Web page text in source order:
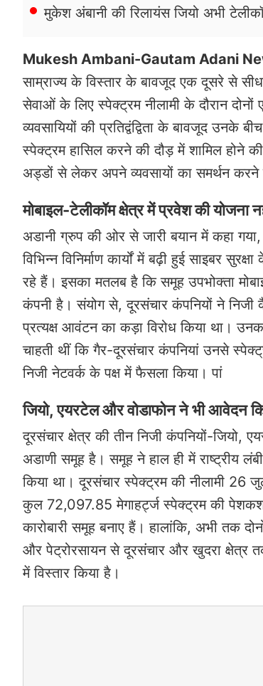
मुकेश अंबानी की रिलायंस जियो अभी
Mukesh Ambani-Gautam Adani
साम्राज्य के विस्तार के बावजूद एक दूसरे से
सेवाओं के लिए स्पेक्ट्रम नीलामी के दौरान
व्यवसायियों की प्रतिद्वंद्विता के बावजूद उनके
स्पेक्ट्रम हासिल करने की दौड़ में शामिल होने
अड्डों से लेकर अपने व्यवसायों का समर्थन
मोबाइल-टेलीकॉम क्षेत्र में प्रवेश की योजना
अडानी ग्रुप की ओर से जारी बयान में कहा
विभिन्न विनिर्माण कार्यों में बढ़ी हुई साइबर
रहे हैं। इसका मतलब है कि समूह उपभोक्ता
कंपनी है। संयोग से, दूरसंचार कंपनियों ने
प्रत्यक्ष आवंटन का कड़ा विरोध किया था।
चाहती थीं कि गैर-दूरसंचार कंपनियां उनसे
निजी नेटवर्क के पक्ष में फैसला किया। पां
जियो, एयरटेल और वोडाफोन ने भी आवेदन
दूरसंचार क्षेत्र की तीन निजी कंपनियों-
अडाणी समूह है। समूह ने हाल ही में राष्ट्रीय
किया था। दूरसंचार स्पेक्ट्रम की नीलामी
कुल 72,097.85 मेगाहर्ट्ज स्पेक्ट्रम की
कारोबारी समूह बनाए हैं। हालांकि, अभी तक
और पेट्रोरसायन से दूरसंचार और खुदरा क्षेत्र
में विस्तार किया है।